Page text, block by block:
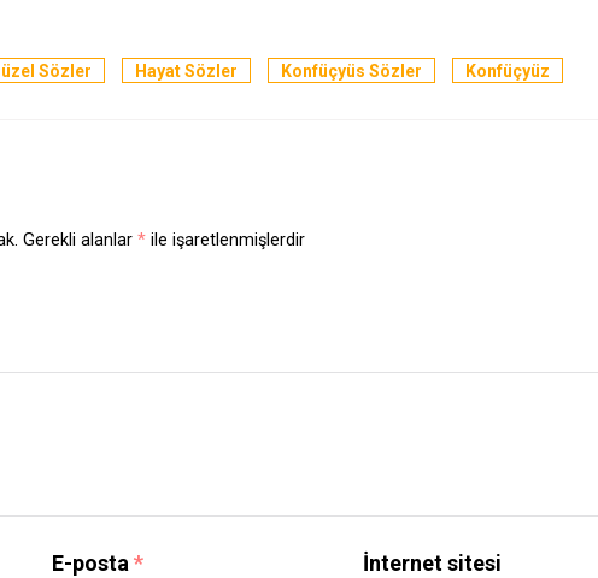
Sözler Hayat Sözler Konfüçyüs Sözler Konfüçyüz
Gerekli alanlar * ile işaretlenmişlerdir
E-posta * İnternet sitesi